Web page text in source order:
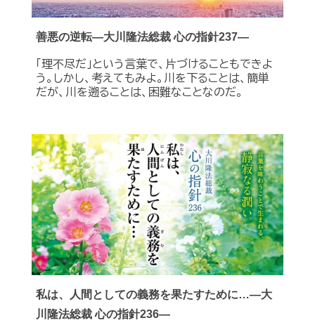
善悪の逆転―大川隆法総裁 心の指針237―
「理不尽だ」という言葉で、片づけることもできよ
う。しかし、考えてもみよ。川を下ることは、簡単
だが、川を遡ることは、困難なことなのだ。
私は、人間としての義務を果たすために…―大
川隆法総裁 心の指針236―